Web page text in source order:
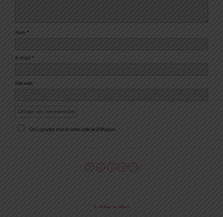
Nom *
E-mail *
Site web
Oui, ajoutez moi à votre liste de diffusion.
Retour au début